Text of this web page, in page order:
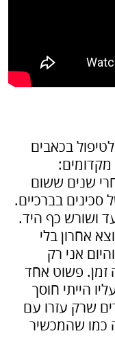
בכאבים
וכך סיפר לנו איתי כהן (58) מקדומים:
שנים ששום
בברכיים.
ושורש כף היד.
אחרון בלי
אני רק
פשוט אחד
הייתי חוסך
שרק עזרו עם
כמו שהמכשיר